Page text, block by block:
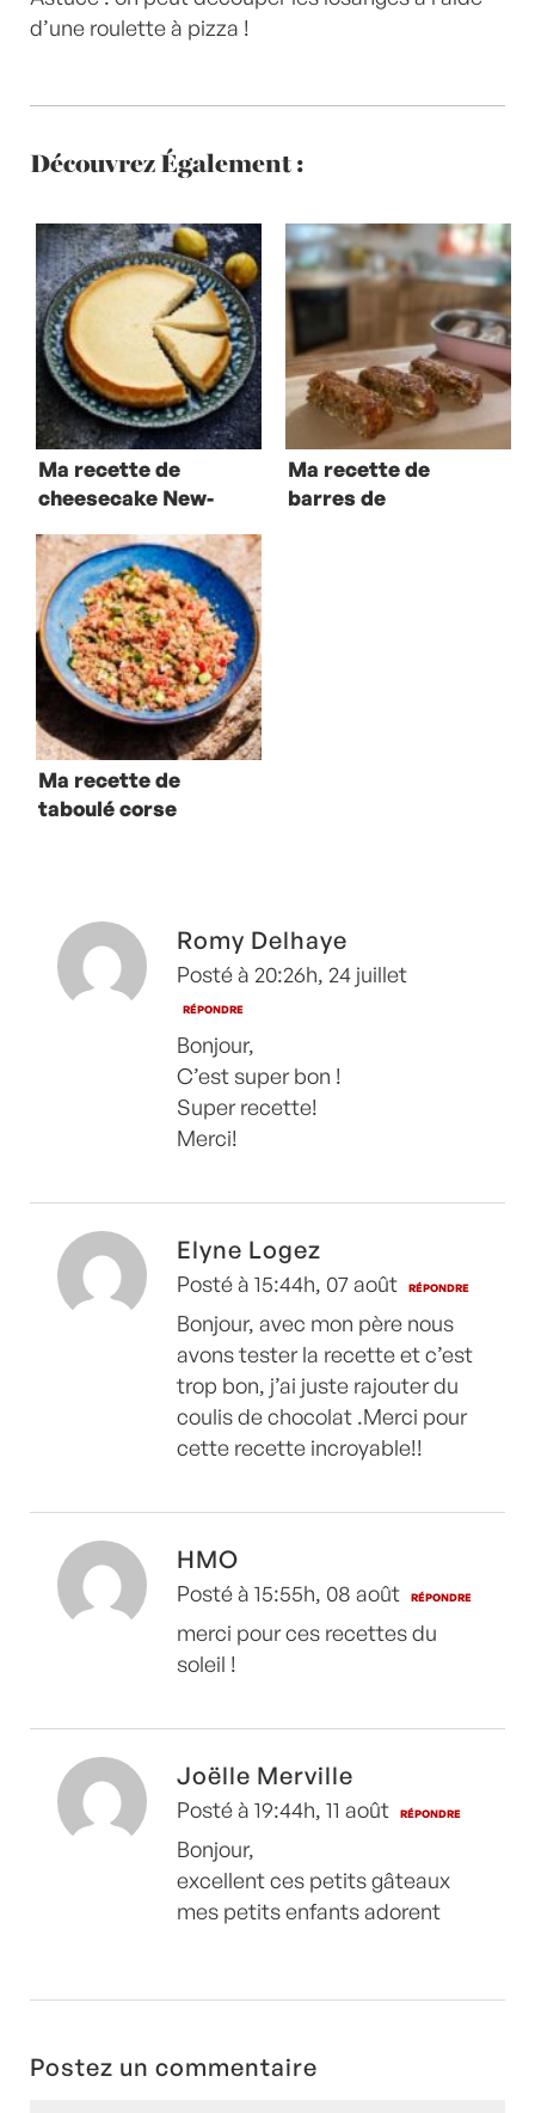
d’une roulette à pizza !
Découvrez Également :
Ma recette de
cheesecake New-
Ma recette de
barres de
Ma recette de
taboulé corse
Romy Delhaye
Posté à 20:26h, 24 juillet
RÉPONDRE
Bonjour,
C’est super bon !
Super recette!
Merci!
Elyne Logez
Posté à 15:44h, 07 août RÉPONDRE
Bonjour, avec mon père nous
avons tester la recette et c’est
trop bon, j’ai juste rajouter du
coulis de chocolat .Merci pour
cette recette incroyable!!
HMO
Posté à 15:55h, 08 août RÉPONDRE
merci pour ces recettes du
soleil !
Joëlle Merville
Posté à 19:44h, 11 août RÉPONDRE
Bonjour,
excellent ces petits gâteaux
mes petits enfants adorent
Postez un commentaire